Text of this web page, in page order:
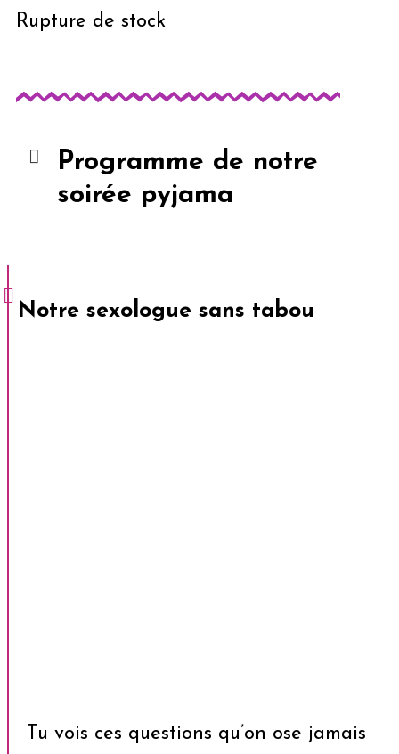
Rupture de stock
Programme de notre
soirée pyjama
Notre sexologue sans tabou
Tu vois ces questions qu’on ose jamais